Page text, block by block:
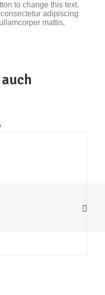
to change this text.
adipiscing
mattis,